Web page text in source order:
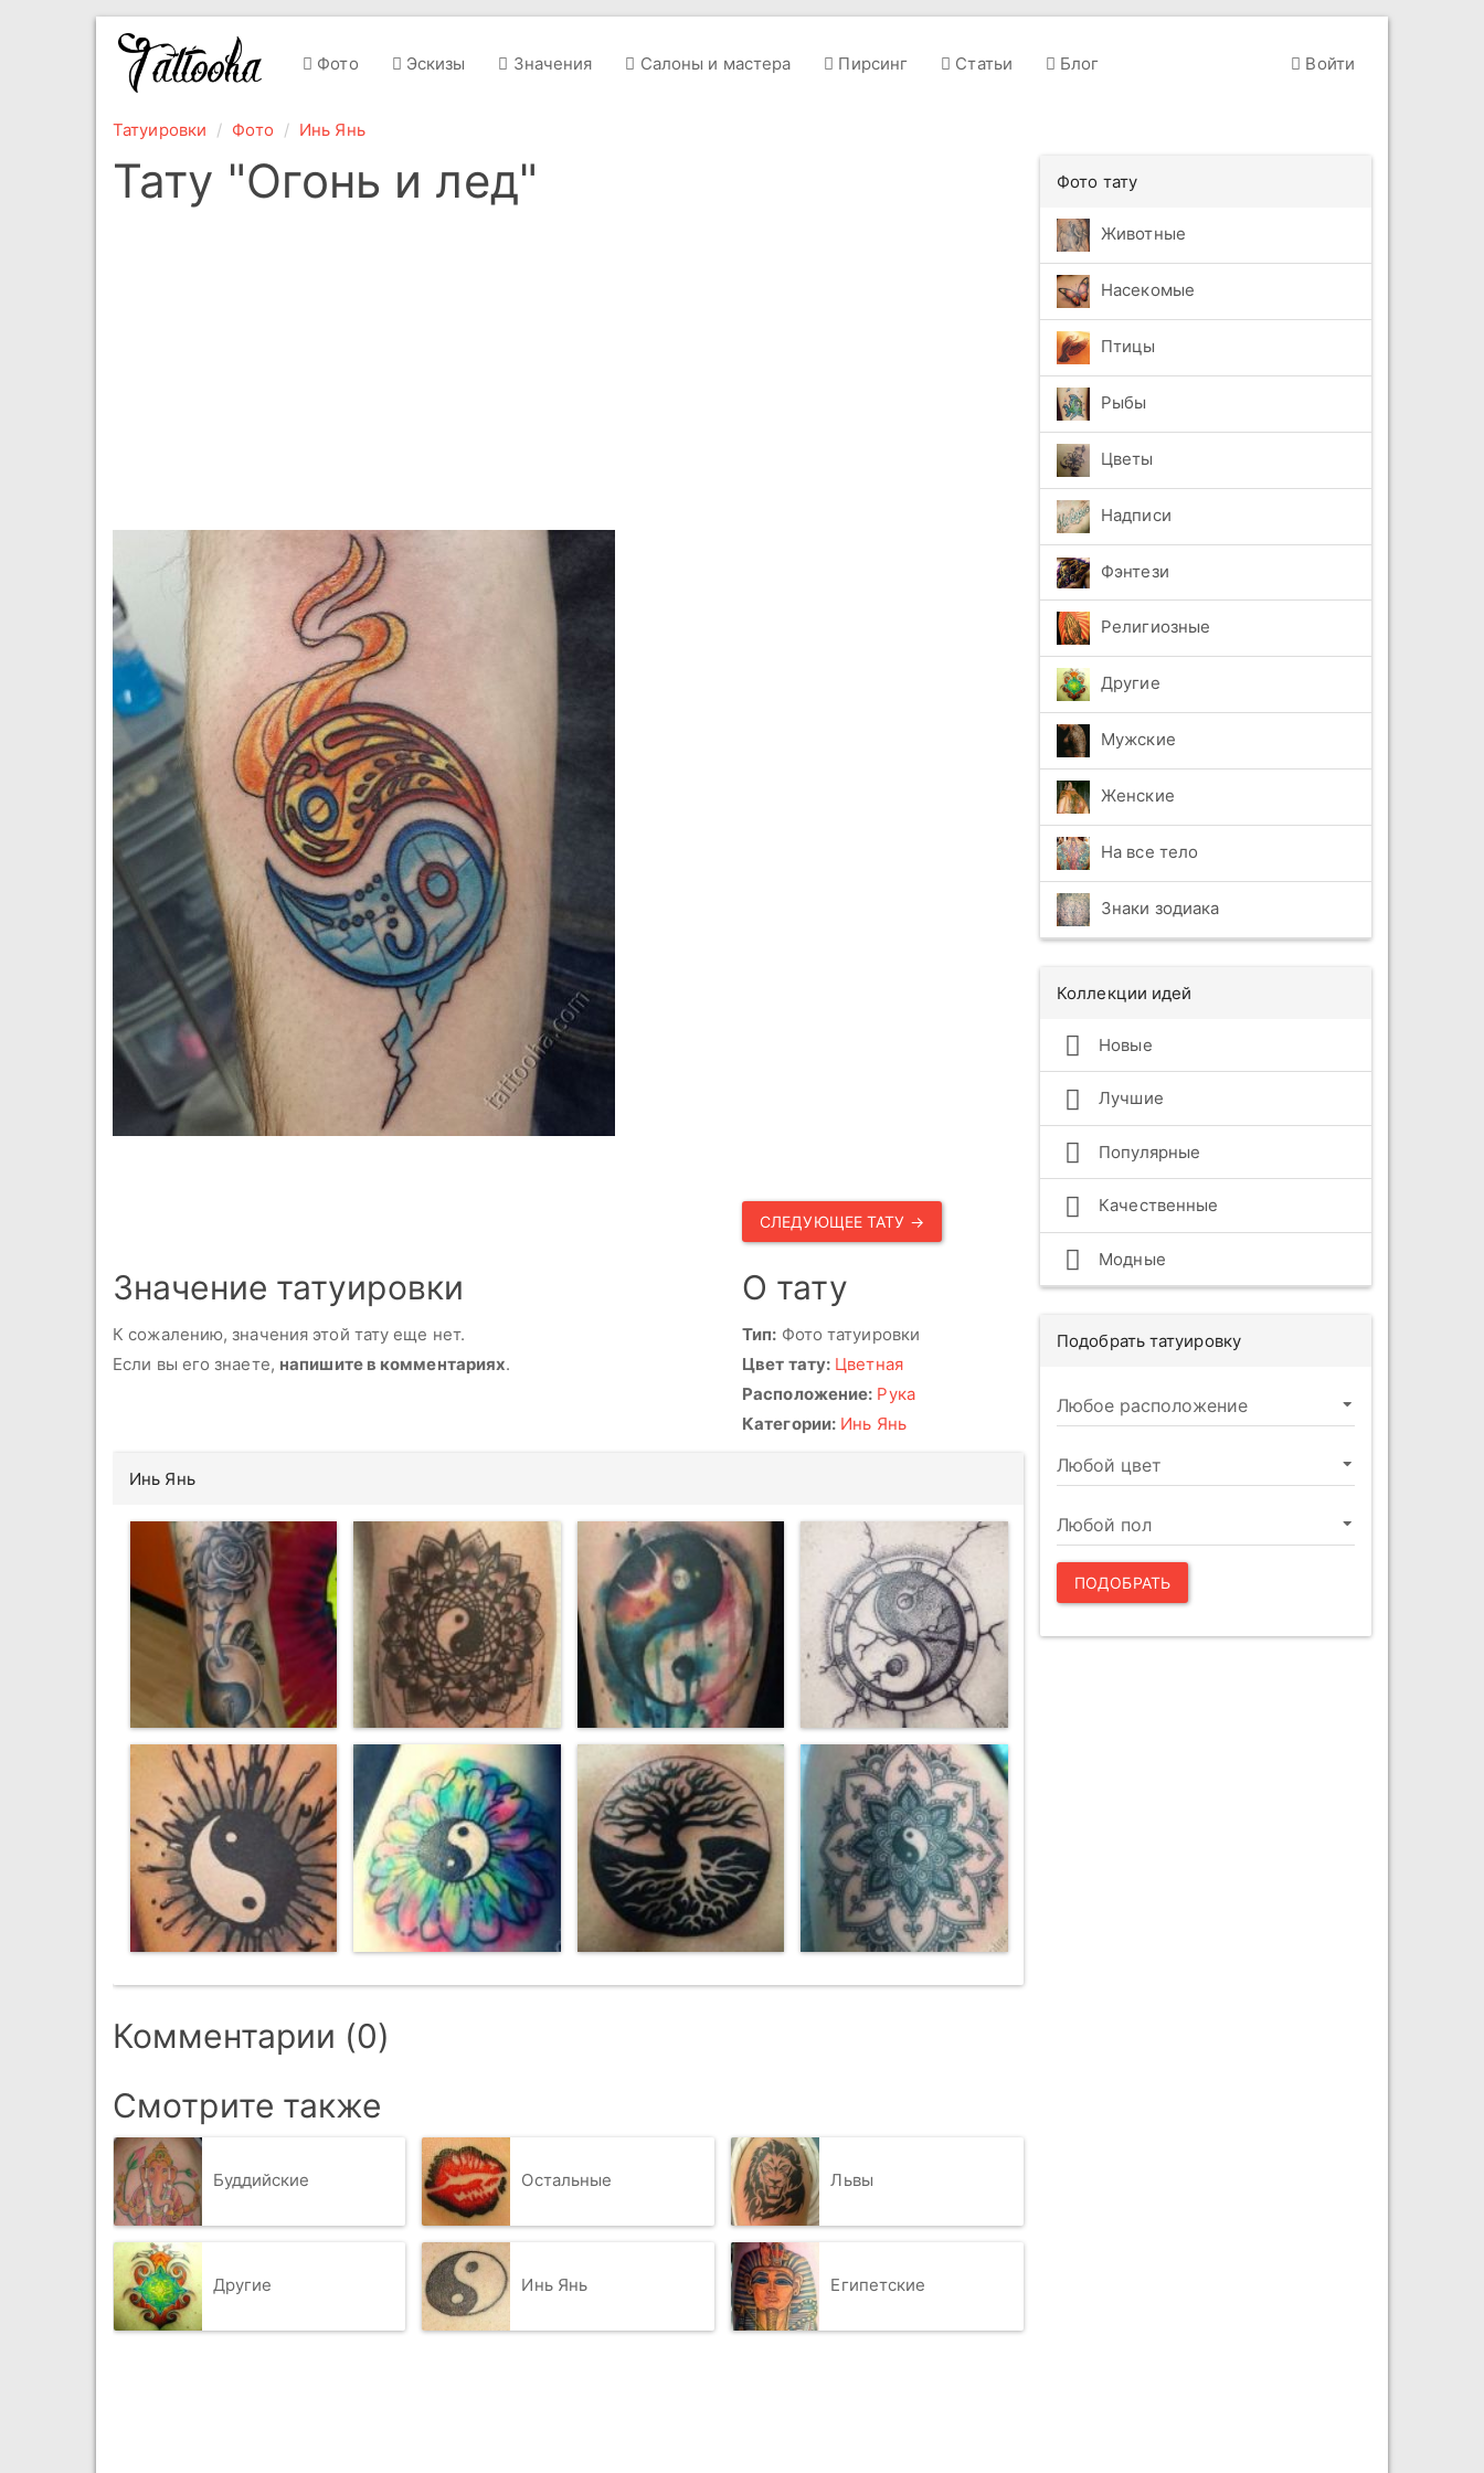
Фото Эскизы Значения Салоны и мастера Пирсинг Статьи Блог Войти
Татуировки Фото Инь Янь
Тату "Огонь и лед"
СЛЕДУЮЩЕЕ ТАТУ →
Значение татуировки
К сожалению, значения этой тату еще нет.
Если вы его знаете, напишите в комментариях.
О тату
Тип: Фото татуировки
Цвет тату: Цветная
Расположение: Рука
Категории: Инь Янь
Инь Янь
Комментарии (0)
Смотрите также
Буддийские Остальные Львы
Другие Инь Янь Египетские
Фото тату
Животные
Насекомые
Птицы
Рыбы
Цветы
Надписи
Фэнтези
Религиозные
Другие
Мужские
Женские
На все тело
Знаки зодиака
Коллекции идей
Новые
Лучшие
Популярные
Качественные
Модные
Подобрать татуировку
ПОДОБРАТЬ